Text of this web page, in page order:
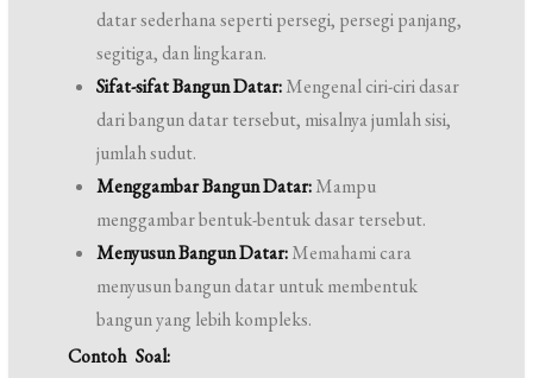
datar sederhana seperti persegi, persegi panjang,
segitiga, dan lingkaran.
Sifat-sifat Bangun Datar:Mengenal ciri-ciri dasar
dari bangun datar tersebut, misalnya jumlah sisi,
jumlah sudut.
Menggambar Bangun Datar:Mampu
menggambar bentuk-bentuk dasar tersebut.
Menyusun Bangun Datar:Memahami cara
menyusun bangun datar untuk membentuk
bangun yang lebih kompleks.
Contoh Soal: